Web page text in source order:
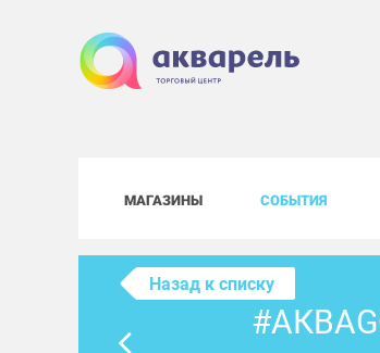
МАГАЗИНЫ СОБЫТИЯ
Назад к списку